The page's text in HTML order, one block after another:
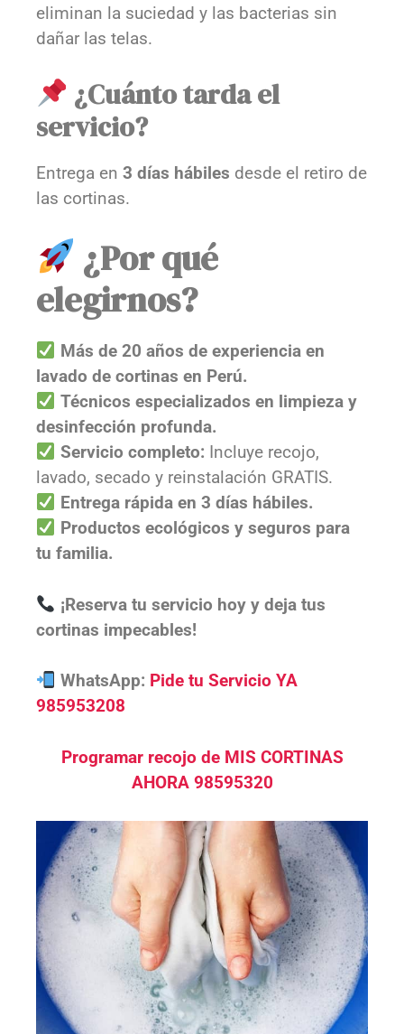
eliminan la suciedad y las bacterias sin
dañar las telas.
¿Cuánto tarda el
servicio?
Entrega en 3 días hábiles desde el retiro de
las cortinas.
¿Por qué
elegirnos?
Más de 20 años de experiencia en
lavado de cortinas en Perú.
Técnicos especializados en limpieza y
desinfección profunda.
Servicio completo: Incluye recojo,
lavado, secado y reinstalación GRATIS.
Entrega rápida en 3 días hábiles.
Productos ecológicos y seguros para
tu familia.
¡Reserva tu servicio hoy y deja tus
cortinas impecables!
WhatsApp: Pide tu Servicio YA
985953208
Programar recojo de MIS CORTINAS
AHORA 98595320